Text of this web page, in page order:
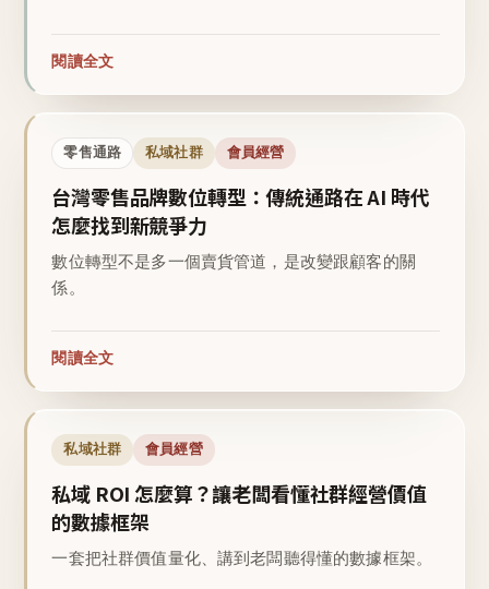
閱讀全文
零售通路 私域社群 會員經營
台灣零售品牌數位轉型：傳統通路在 AI 時代
怎麼找到新競爭力
數位轉型不是多一個賣貨管道，是改變跟顧客的關
係。
閱讀全文
私域社群 會員經營
私域 ROI 怎麼算？讓老闆看懂社群經營價值
的數據框架
一套把社群價值量化、講到老闆聽得懂的數據框架。